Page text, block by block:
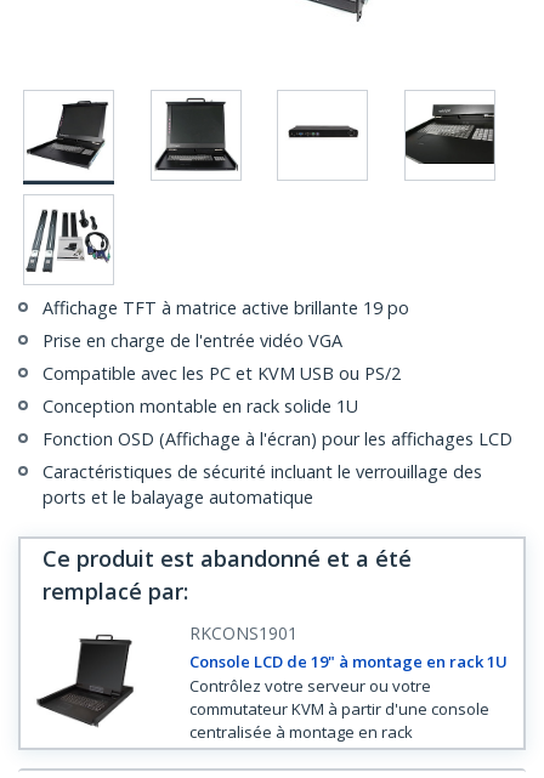
Affichage TFT à matrice active brillante 19 po
Prise en charge de l'entrée vidéo VGA
Compatible avec les PC et KVM USB ou PS/2
Conception montable en rack solide 1U
Fonction OSD (Affichage à l'écran) pour les affichages LCD
Caractéristiques de sécurité incluant le verrouillage des
ports et le balayage automatique
Ce produit est abandonné et a été
remplacé par:
RKCONS1901
Console LCD de 19" à montage en rack 1U
Contrôlez votre serveur ou votre
commutateur KVM à partir d'une console
centralisée à montage en rack